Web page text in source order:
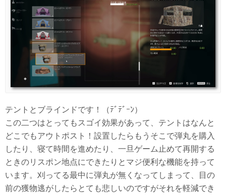
テントとブラインドです！（ﾃﾞﾃﾞｰﾝ）
この二つはとってもスゴイ効果があって、テントはなんと
どこでもアウトポスト！設置したらもうそこで弾丸を購入
したり、寝て時間を進めたり、一旦ゲーム止めて再開する
ときのリスポン地点にできたりとマジ便利な機能を持って
います。刈ってる最中に弾丸が無くなってしまって、目の
前の獲物逃がしたらとても悲しいのですがそれを軽減でき